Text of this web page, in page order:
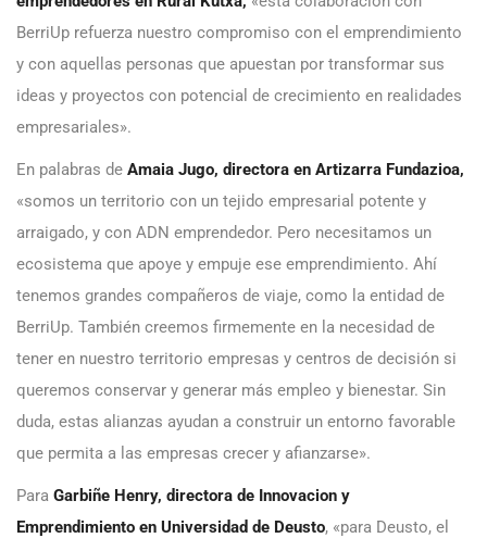
BerriUp refuerza nuestro compromiso con el emprendimiento
y con aquellas personas que apuestan por transformar sus
ideas y proyectos con potencial de crecimiento en realidades
empresariales».
En palabras de Amaia Jugo, directora en Artizarra Fundazioa,
«somos un territorio con un tejido empresarial potente y
arraigado, y con ADN emprendedor. Pero necesitamos un
ecosistema que apoye y empuje ese emprendimiento. Ahí
tenemos grandes compañeros de viaje, como la entidad de
BerriUp. También creemos firmemente en la necesidad de
tener en nuestro territorio empresas y centros de decisión si
queremos conservar y generar más empleo y bienestar. Sin
duda, estas alianzas ayudan a construir un entorno favorable
que permita a las empresas crecer y afianzarse».
Para Garbiñe Henry, directora de Innovacion y
Emprendimiento en Universidad de Deusto, «para Deusto, el